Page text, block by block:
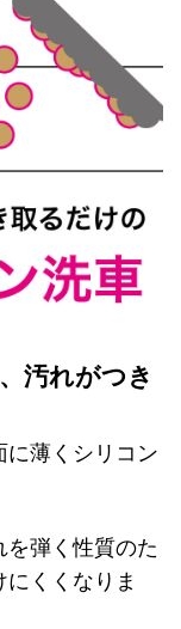
汚れがつき
に薄くシリコン
を弾く性質のた
くくなりま